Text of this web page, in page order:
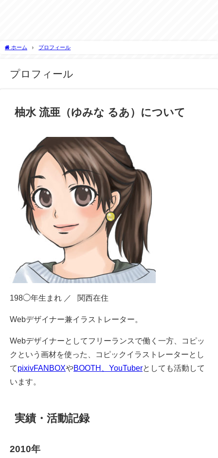
ホーム プロフィール
プロフィール
柚水 流亜（ゆみな るあ）について
198◯年生まれ ／ 関西在住
Webデザイナー兼イラストレーター。
Webデザイナーとしてフリーランスで働く一方、コピッ
クという画材を使った、コピックイラストレーターとし
てpixivFANBOXやBOOTH、 YouTuberとしても活動して
います。
実績・活動記録
2010年